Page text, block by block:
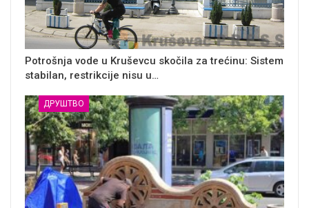
Potrošnja vode u Kruševcu skočila za trećinu: Sistem
stabilan, restrikcije nisu u…
ДРУШТВО